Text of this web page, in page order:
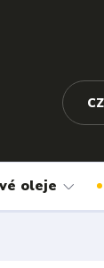
oleje